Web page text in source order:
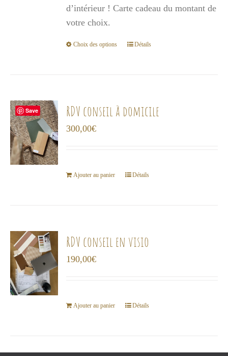
d’intérieur ! Carte cadeau du montant de
votre choix.
Choix des options
Ce
Les
choisies
produit
Détails
RDV conseil à domicile
300,00€
Ajouter au panier Détails
RDV conseil en visio
190,00€
Ajouter au panier Détails
Save